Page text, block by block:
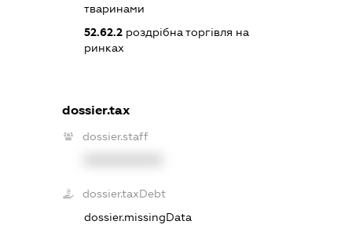
тваринами
52.62.2 роздрібна торгівля на
ринках
dossier.tax
dossier.staff
dossier.taxDebt
dossier.missingData